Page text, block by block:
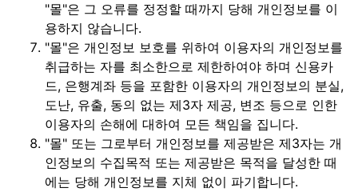
"몰"은 그 오류를 정정할 때까지 당해 개인정보를 이
용하지 않습니다.
"몰"은 개인정보 보호를 위하여 이용자의 개인정보를
취급하는 자를 최소한으로 제한하여야 하며 신용카
드, 은행계좌 등을 포함한 이용자의 개인정보의 분실,
도난, 유출, 동의 없는 제3자 제공, 변조 등으로 인한
이용자의 손해에 대하여 모든 책임을 집니다.
"몰" 또는 그로부터 개인정보를 제공받은 제3자는 개
인정보의 수집목적 또는 제공받은 목적을 달성한 때
에는 당해 개인정보를 지체 없이 파기합니다.